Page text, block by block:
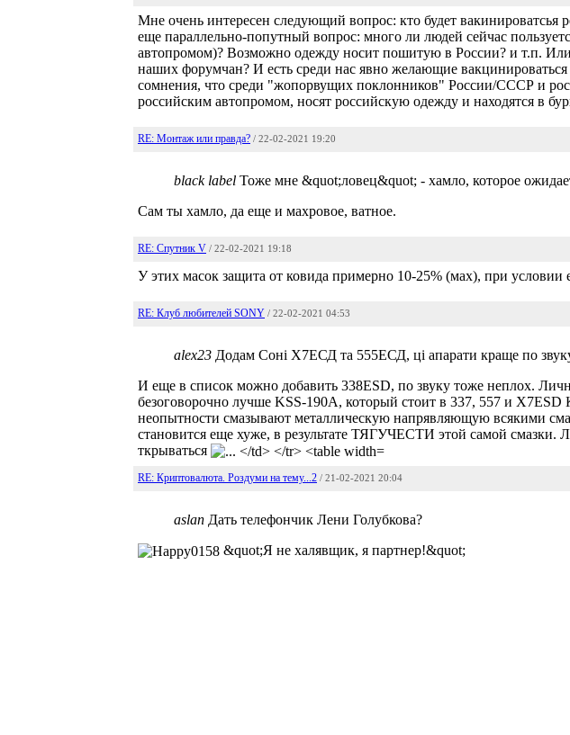
Мне очень интересен следующий вопрос: кто будет
еще параллельно-попутный вопрос: много ли людей сейчас
автопромом)? Возможно одежду носит пошитую в России? и т.п.
наших форумчан? И есть среди нас явно желающие
сомнения, что среди "жопорвущих поклонников" России/СССР и
российским автопромом, носят российскую одежду и находятся в
RE: Монтаж или правда? / 22-02-2021 19:20
black label Тоже мне &quot;ловец&quot; - хамло, которое
Сам ты хамло, да еще и махровое, ватное.
RE: Спутник V / 22-02-2021 19:18
У этих масок защита от ковида примерно 10-25% (маx), при условии
RE: Клуб любителей SONY / 22-02-2021 04:53
alex23 Додам Соні Х7ЕСД та 555ЕСД, ці апарати краще по
И еще в список можно добавить 338ESD, по звуку тоже неплох.
безоговорочно лучше KSS-190A, который стоит в 337, 557 и
неопытности смазывают металлическую напрявляющую всякими
становится еще хуже, в результате ТЯГУЧЕСТИ этой самой смазки.
ткрываться
RE: Криптовалюта. Роздуми на тему...2 / 21-02-2021 20:04
aslan Дать телефончик Лени Голубкова?
&quot;Я не халявщик, я партнер!&quot;